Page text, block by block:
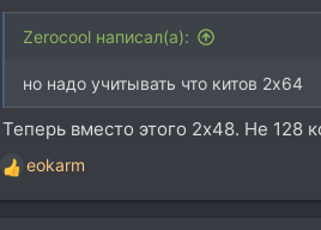
Zerocool написал(а):
но надо учитывать что китов 2x64
Теперь вместо этого 2х48. Не 128
Р
е
eokarm